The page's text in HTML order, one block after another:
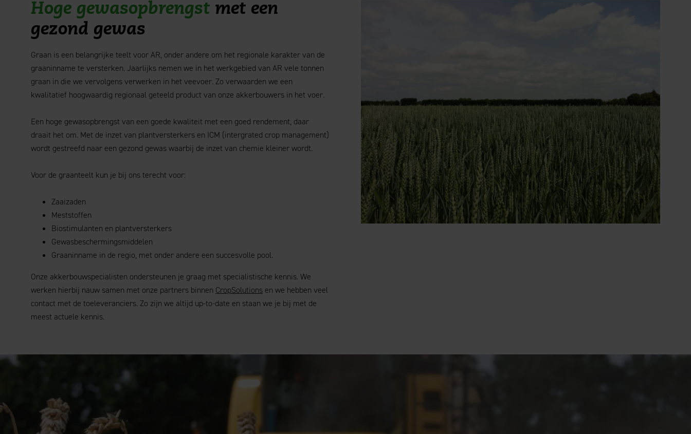
Hoge gewasopbrengst met een
gezond gewas
Graan is een belangrijke teelt voor AR, onder andere om het regionale karakter van de
graaninname te versterken. Jaarlijks nemen we in het werkgebied van AR vele tonnen
graan in die we vervolgens verwerken in het veevoer. Zo verwaarden we een
kwalitatief hoogwaardig regionaal geteeld product van onze akkerbouwers in het voer.
Een hoge gewasopbrengst van een goede kwaliteit met een goed rendement, daar
draait het om. Met de inzet van plantversterkers en ICM (intergrated crop management)
wordt gestreefd naar een gezond gewas waarbij de inzet van chemie kleiner wordt.
Voor de graanteelt kun je bij ons terecht voor:
Zaaizaden
Meststoffen
Biostimulanten en plantversterkers
Gewasbeschermingsmiddelen
Graaninname in de regio, met onder andere een succesvolle pool.
Onze akkerbouwspecialisten ondersteunen je graag met specialistische kennis. We
werken hierbij nauw samen met onze partners binnen CropSolutions en we hebben veel
contact met de toeleveranciers. Zo zijn we altijd up-to-date en staan we je bij met de
meest actuele kennis.